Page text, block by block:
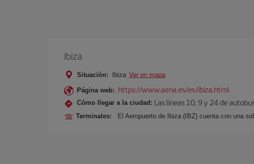
Ibiza
Situación: Ibiza Ver en mapa
Página web: https://www.aena.es/es/ibiza.html
Cómo llegar a la ciudad: Las líneas 10, 9 y 24 de
Terminales: El Aeropuerto de Ibiza (IBZ) cuenta con una